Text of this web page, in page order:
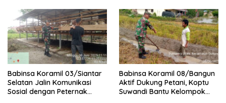
Babinsa Koramil 03/Siantar
Selatan Jalin Komunikasi
Sosial dengan Peternak
Babinsa Koramil 08/Bangun
Aktif Dukung Petani, Koptu
Suwandi Bantu Kelompok